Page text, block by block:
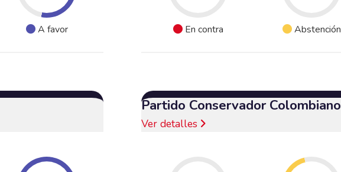
A favor En contra Abstención
Partido Conservador Colombiano
Ver detalles